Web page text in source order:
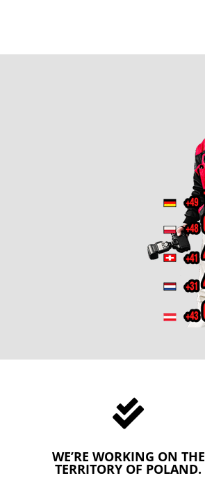

WE’RE WORKING ON THE
TERRITORY OF POLAND.